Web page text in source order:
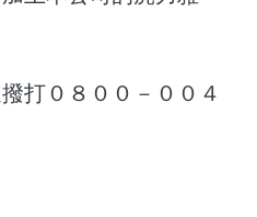
打０８００－００４